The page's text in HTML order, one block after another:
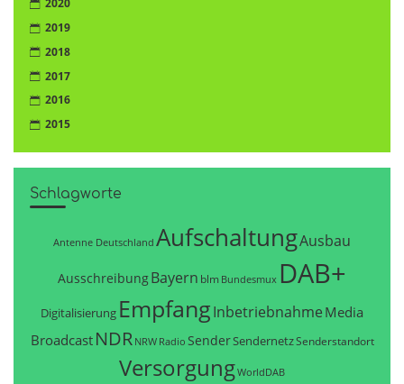
2020
2019
2018
2017
2016
2015
Schlagworte
Antenne Deutschland AufschaltungAusbau
AusschreibungBayern blm Bundesmux DAB+
Digitalisierung EmpfangInbetriebnahme Media
Broadcast NDR NRW Radio SenderSendernetzSenderstandort
VersorgungWorldDAB